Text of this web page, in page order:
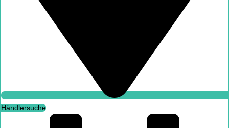
Händlersuche
Arbeitnehmer